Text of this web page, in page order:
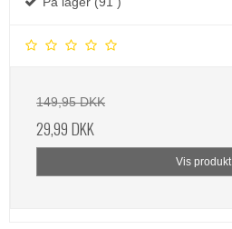
149,95 DKK
29,99 DKK
Vis produkt